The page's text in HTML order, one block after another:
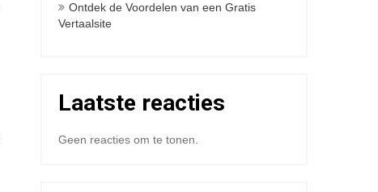
Ontdek de Voordelen van een Gratis
Vertaalsite
Laatste reacties
Geen reacties om te tonen.